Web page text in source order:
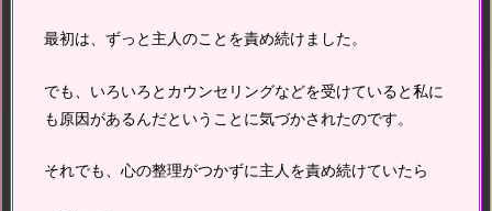
最初は、ずっと主人のことを責め続けました。
でも、いろいろとカウンセリングなどを受けていると私に
も原因があるんだということに気づかされたのです。
それでも、心の整理がつかずに主人を責め続けていたら